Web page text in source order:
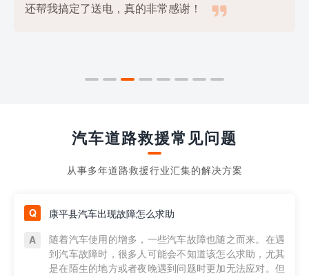
还帮我搞定了送电，真的非常感谢！

汽车道路救援常见问题
从事多年道路救援行业汇集的解决方案
康平县汽车出现故障怎么求助
随着汽车使用的增多，一些汽车故障也随之而来。在遇
到汽车故障时，很多人可能会不知道该怎么求助，尤其
是在陌生的地方或者夜晚遇到问题时更加无法应对。但